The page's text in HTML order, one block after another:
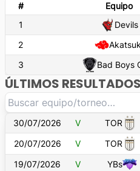
# Equipo
1
Devils
2
3
Bad Boys
ÚLTIMOS RESULTADOS
30/07/2026 V TOR
20/07/2026
V TOR
19/07/2026
V YBs